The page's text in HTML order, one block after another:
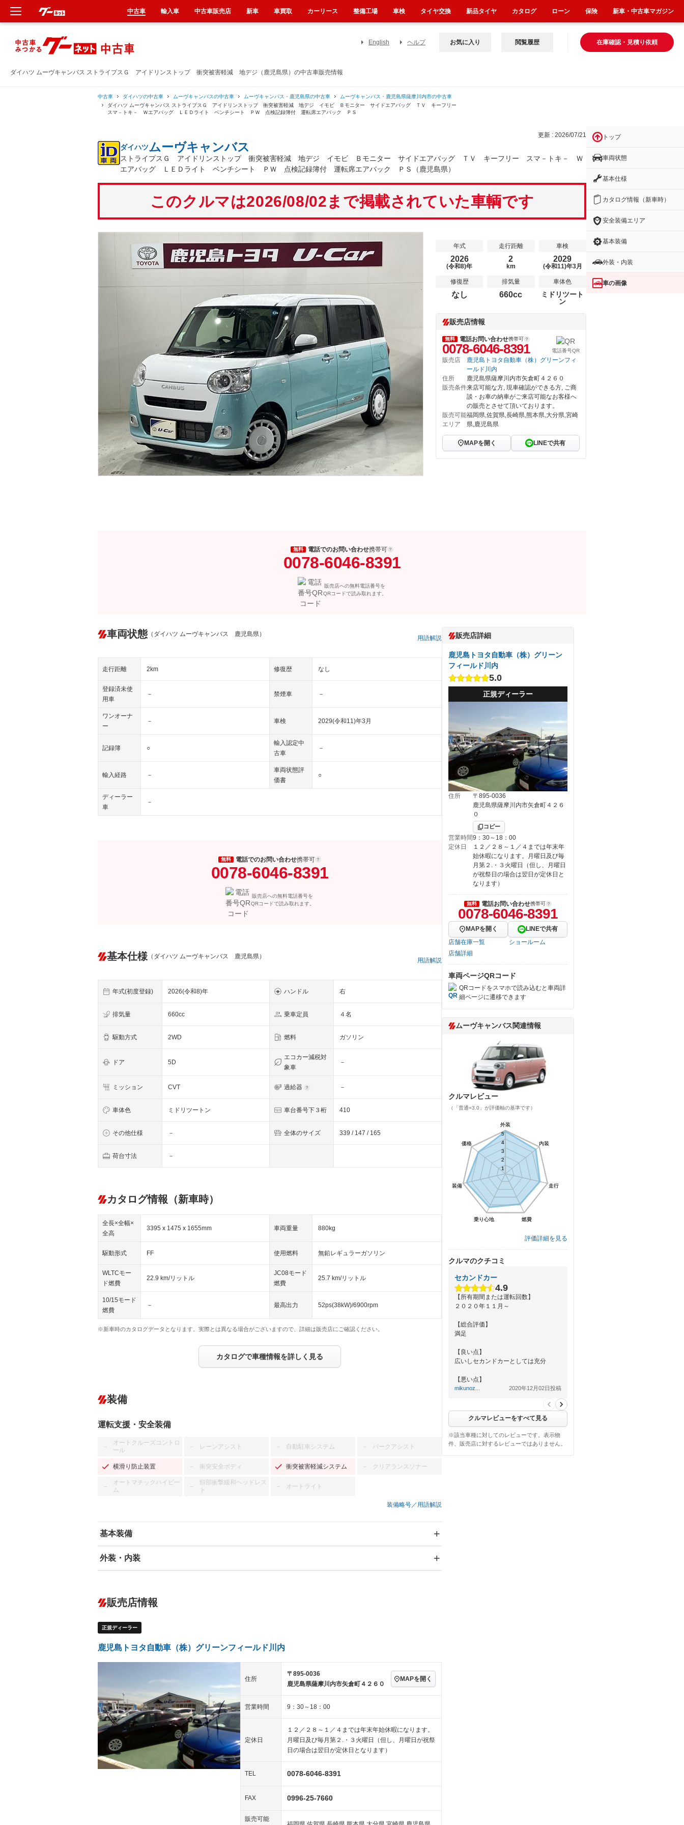
ダイハツ ムーヴキャンバス ストライプスＧ アイドリンストップ 衝突被害軽減 地デジ（鹿児島県）の中古車販売情報
English ヘルプ 在庫確認・見積り依頼
お気に入り 閲覧履歴
中古車 ダイハツの中古車 ムーヴキャンバスの中古車 ムーヴキャンバス・鹿児島県の中古車
ムーヴキャンバス・鹿児島県薩摩川内市の中古車
ダイハツ ムーヴキャンバス ストライプスＧ アイドリンストップ 衝突被害軽減 地デジ イモビ Ｂモニター サイドエアバッグ ＴＶ キーフリー
スマ－トキ－ Ｗエアバッグ ＬＥＤライト ベンチシート ＰＷ 点検記録簿付 運転席エアバック ＰＳ
更新 : 2026/07/21
ダイハツムーヴキャンバス
ストライプスＧ アイドリンストップ 衝突被害軽減 地デジ イモビ Ｂモニター サイドエアバッグ ＴＶ キーフリー スマ－トキ－ Ｗ
エアバッグ ＬＥＤライト ベンチシート ＰＷ 点検記録簿付 運転席エアバック ＰＳ（鹿児島県）
このクルマは2026/08/02まで掲載されていた車輌です
年式
2026
(令和8)年
走行距離
2
km
車検
2029
(令和11)年3月
修復歴
なし
排気量
660cc
車体色
ミドリツート
ン
販売店情報
無料 電話お問い合わせ携帯可
0078-6046-8391 電話番号QR
販売店
鹿児島トヨタ自動車（株）グリーンフィ
ールド川内
住所
鹿児島県薩摩川内市矢倉町４２６０
販売条件来店可能な方, 現車確認ができる方, ご商
談・お車の納車がご来店可能なお客様へ
の販売とさせて頂いております。
販売可能
エリア
福岡県,佐賀県,長崎県,熊本県,大分県,宮崎
県,鹿児島県
MAPを開く LINEで共有
無料 電話でのお問い合わせ携帯可
0078-6046-8391
販売店への無料電話番号を
QRコードで読み取れます。
車両状態 （ダイハツ ムーヴキャンバス 鹿児島県）
用語解説
走行距離 2km 修復歴 なし
登録済未使
用車
－ 禁煙車 －
ワンオーナ
ー
－ 車検 2029(令和11)年3月
記録簿 ○
輸入認定中
古車
－
輸入経路 －
車両状態評
価書
○
ディーラー
車
－
無料 電話でのお問い合わせ携帯可
0078-6046-8391
販売店への無料電話番号を
QRコードで読み取れます。
基本仕様 （ダイハツ ムーヴキャンバス 鹿児島県）
用語解説
年式(初度登録) 2026(令和8)年 ハンドル 右
排気量 660cc 乗車定員 ４名
駆動方式 2WD 燃料 ガソリン
ドア 5D
エコカー減税対
象車
－
ミッション CVT 過給器 －
車体色 ミドリツートン 車台番号下３桁 410
その他仕様 － 全体のサイズ 339 / 147 / 165
荷台寸法 －
カタログ情報（新車時）
全長×全幅×
全高
3395 x 1475 x 1655mm 車両重量 880kg
駆動形式 FF 使用燃料 無鉛レギュラーガソリン
WLTCモー
ド燃費
22.9 km/リットル
JC08モード
燃費
25.7 km/リットル
10/15モード
燃費
－ 最高出力 52ps(38kW)/6900rpm
※新車時のカタログデータとなります。実際とは異なる場合がございますので、詳細は販売店にご確認ください。
カタログで車種情報を詳しく見る
装備
運転支援・安全装備
－
オートクルーズコントロ
ール
－ レーンアシスト － 自動駐車システム － パークアシスト
横滑り防止装置 － 衝突安全ボディ 衝突被害軽減システム － クリアランスソナー
－
オートマチックハイビー
ム
－
頸部衝撃緩和ヘッドレス
ト
－ オートライト
装備略号／用語解説
基本装備
エアバッグ：運転席/助手席/サイド
－ ダウンヒルアシストコントロール
－ Bluetooth接続
－ レンタカーアップ － 展示・試乗車 －
装備略号／用語解説
外装・内装
オーディオ：ミュージックプレイヤー接続可
－
ー
LEDヘッドランプ － HID(キセノンライト) －
－ ETC － エアロ
ランフラットタイヤ 3列シート ベンチシート
－ フルフラットシート － チップアップシート
－ シートヒーター － ウォークスルー
フロントカメラ － シートエアコン 全周囲カメラ － サイドカメラ
ルーフレール － エアサスペンション
販売店情報
正規ディーラー
鹿児島トヨタ自動車（株）グリーンフィールド川内
住所
〒895-0036
鹿児島県薩摩川内市矢倉町４２６０
MAPを開く
営業時間 9：30～18：00
定休日
１２／２８～１／４までは年末年始休暇になります。
月曜日及び毎月第２.・３火曜日（但し、月曜日が祝祭
日の場合は翌日が定休日となります）
TEL 0078-6046-8391
FAX 0996-25-7660
販売可能
販売店詳細
鹿児島トヨタ自動車（株）グリーン
フィールド川内
5.0
正規ディーラー
住所
〒895-0036
鹿児島県薩摩川内市矢倉町４２６
０
コピー
営業時間9：30～18：00
定休日
１２／２８～１／４までは年末年
始休暇になります。月曜日及び毎
月第２.・３火曜日（但し、月曜日
が祝祭日の場合は翌日が定休日と
なります）
無料 電話お問い合わせ携帯可
0078-6046-8391
MAPを開く
LINEで共有
店舗在庫一覧
ショールーム
店舗詳細
車両ページQRコード
QRコードをスマホで読み込むと車両詳
細ページに遷移できます
ムーヴキャンバス関連情報
クルマレビュー
（「普通=3.0」が評価軸の基準です）
外装
内装
走行
燃費
乗り心地
装備
価格
1
2
3
4
5
外装
内装
走行
燃費
乗り心地
装備
価格
1
2
3
4
5
評価詳細を見る
クルマのクチコミ
セカンドカー
4.9
【所有期間または運転回数】
２０２０年１１月～
【総合評価】
満足
【良い点】
広いしセカンドカーとしては充分
【悪い点】
特になし
mikunoz... 2020年12月02日投稿
クルマレビューをすべて見る
※該当車種に対してのレビューです。表示物
件、販売店に対するレビューではありません。
トップ
車両状態
基本仕様
カタログ情報（新車時）
安全装備エリア
基本装備
外装・内装
車の画像
中古車 輸入車 中古車販売店 新車 車買取 カーリース 整備工場 車検 タイヤ交換 新品タイヤ カタログ ローン 保険 新車・中古車マガジン
新車
中古車